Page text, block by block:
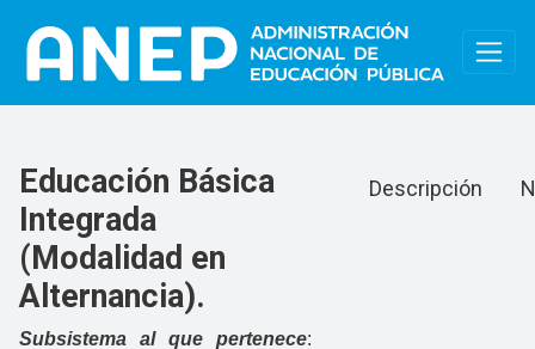
Educación Básica
Integrada
(Modalidad en
Alternancia).
Subsistema al que pertenece:
Educación
Descripción